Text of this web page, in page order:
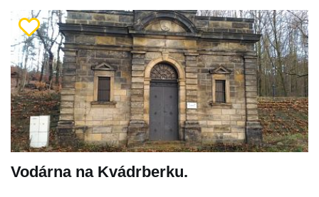
Vodárna na Kvádrberku.